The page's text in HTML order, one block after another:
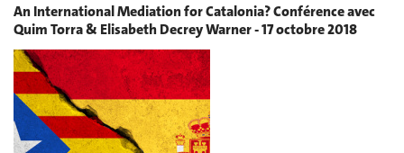
An International Mediation for Catalonia? Conférence avec
Quim Torra & Elisabeth Decrey Warner - 17 octobre 2018